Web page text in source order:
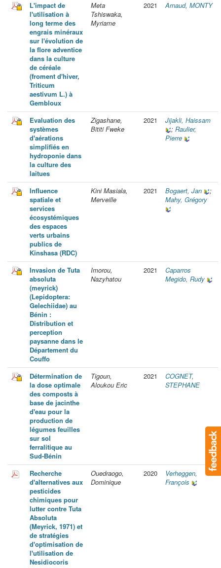
L'impact de
l'utilisation à
long terme des
engrais minéraux
sur l'évolution de
la flore adventice
dans la culture
de céréale
(froment d'hiver,
Triticum
aestivum L.) à
Gembloux
Meta
Tshiswaka,
Myriame
2021 Arnaud, MONTY
Evaluation des
systèmes
d'aérations
simplifiés en
hydroponie dans
la culture des
laitues
Zigashane,
Bititi Fweke
2021
Jijakli, Haissam
; Raulier,
Pierre
Influence
spatiale et
services
écosystémiques
des espaces
verts urbains
publics de
Kinshasa (RDC)
Kini Masiala,
Merveille
2021 Bogaert, Jan
;
Mahy, Grégory
Invasion de Tuta
absoluta
(meyrick)
(Lepidoptera:
Gelechiidae) au
Bénin :
Distribution et
perception
paysanne dans le
Département du
Couffo
Imorou,
Nazyhatou
2021
Caparros
Megido, Rudy
Détermination de
la dose optimale
des composts à
base de jacinthe
d'eau pour la
production de
légumes feuilles
sur sol
ferralitique au
Sud-Bénin
Tigoun,
Aloukou Eric
2021
COGNET,
STEPHANE
Recherche
d'alternatives aux
pesticides
chimiques pour
lutter contre Tuta
Absoluta
(Meyrick, 1971) et
de stratégies
d'optimisation de
l'utilisation de
Nesidiocoris
Ouedraogo,
Dominique
2020
Verheggen,
François